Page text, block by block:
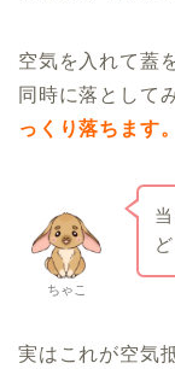
空気を入れて蓋
同時に落として
っくり落ちます。
ちゃこ
実はこれが空気